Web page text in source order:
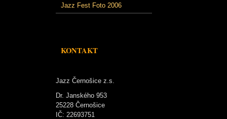
Jazz Fest Foto 2006
KONTAKT
Jazz Černošice z.s.
Dr. Janského 953
25228 Černošice
IČ: 22693751